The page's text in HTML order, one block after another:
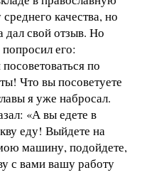
качества, но
свой отзыв. Но
его:
по
Что вы посоветуете
я уже набросал.
«А вы едете в
еду! Выйдете на
машину, подойдете,
с вами вашу работу